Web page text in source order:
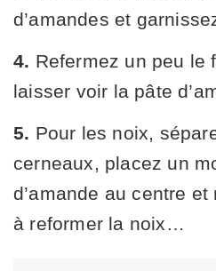
d’amandes et
4. Refermez un peu le
laisser voir la pâte
5. Pour les noix,
cerneaux, placez un
d’amande au centre
à reformer la noix…